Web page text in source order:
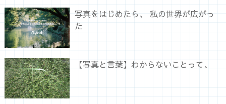
写真をはじめたら、 私の世界が広がっ
た
【写真と言葉】わからないことって、